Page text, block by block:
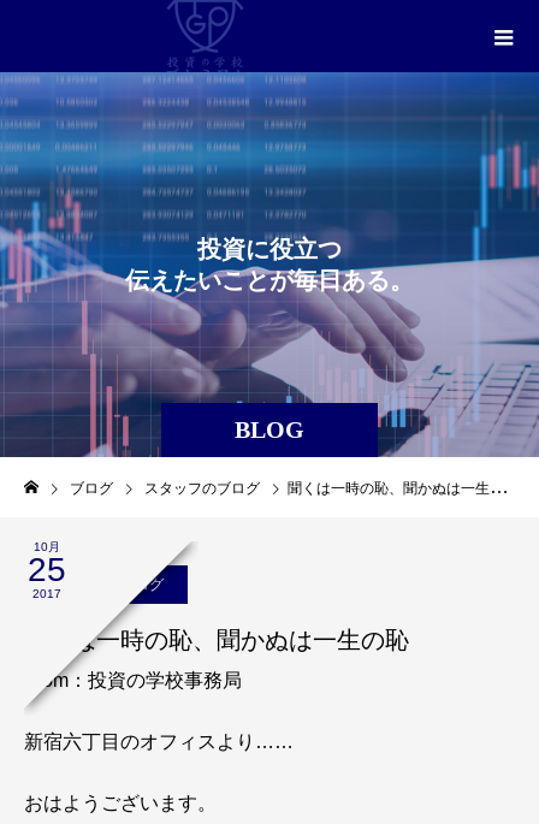
BLOG
投資に役立つ
伝え たいことが毎日ある。
ブログ スタッフのブログ 聞くは一時の恥、聞かぬは一生の恥
10月
25
2017
スタッフのブログ
聞くは一時の恥、聞かぬは一生の恥
From：投資の学校事務局
新宿六丁目のオフィスより……
おはようございます。